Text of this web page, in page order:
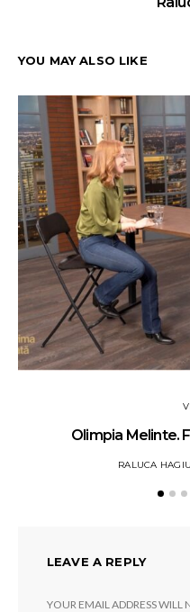
YOU MAY ALSO LIKE
Olimpia Melinte.
RALUCA HAGIU
LEAVE A REPLY
YOUR EMAIL ADDRESS WILL